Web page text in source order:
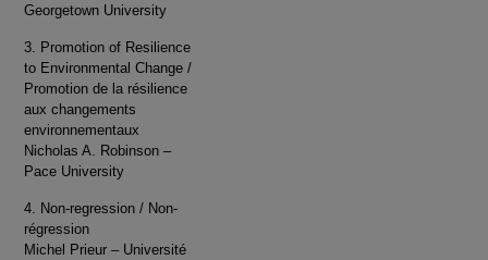
Georgetown University
3. Promotion of Resilience
to Environmental Change /
Promotion de la résilience
aux changements
environnementaux
Nicholas A. Robinson –
Pace University
4. Non-regression / Non-
régression
Michel Prieur – Université